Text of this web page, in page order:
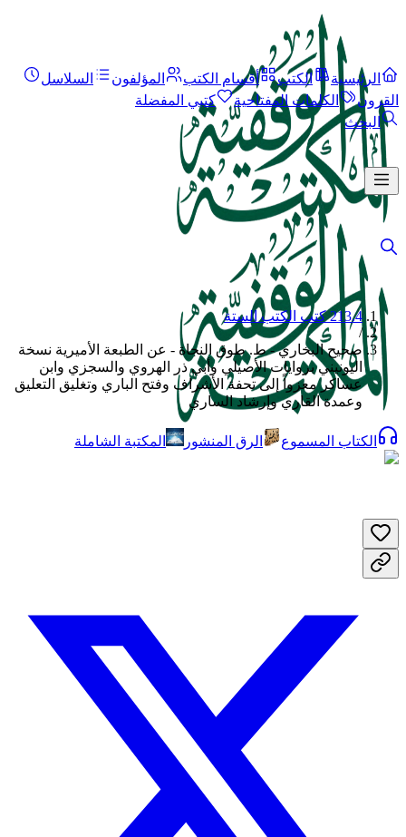
الرئيسية الكتب أقسام الكتب المؤلفون
السلاسل
القرون
الكلمات المفتاحية
كتبي المفضلة
البحث
213.4 كتب الكتب الستة
/
صحيح البخاري - ط. طوق النجاة - عن الطبعة الأميرية نسخة
اليونيني بروايات الأصيلي وأبي ذر الهروي والسجزي وابن
عساكر معزواً إلى تحفة الأشراف وفتح الباري وتغليق التعليق
وعمدة القاري وإرشاد الساري
الكتاب المسموع الرق المنشور المكتبة الشاملة